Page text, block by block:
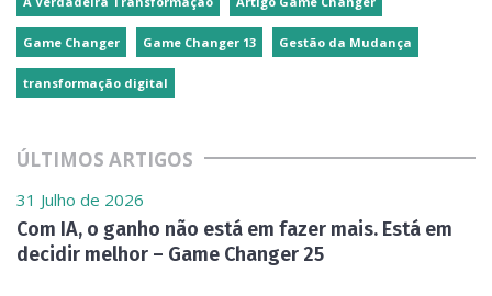
Game Changer Game Changer 13 Gestão da Mudança
transformação digital
ÚLTIMOS ARTIGOS
31 Julho de 2026
Com IA, o ganho não está em fazer mais. Está em
decidir melhor – Game Changer 25